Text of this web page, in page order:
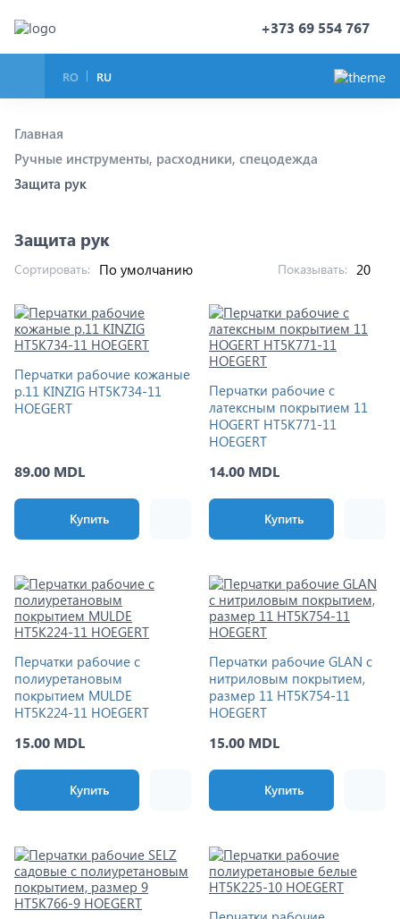
+373 69 554 767
RO RU
Главная
Ручные инструменты, расходники, спецодежда
Защита рук
Защита рук
Сортировать: Показывать:
Перчатки рабочие кожаные
р.11 KINZIG HT5K734-11
HOEGERT
89.00 MDL
Купить
Перчатки рабочие с
латексным покрытием 11
HOGERT HT5K771-11
HOEGERT
14.00 MDL
Купить
Перчатки рабочие с
полиуретановым
покрытием MULDE
HT5K224-11 HOEGERT
15.00 MDL
Купить
Перчатки рабочие GLAN с
нитриловым покрытием,
размер 11 HT5K754-11
HOEGERT
15.00 MDL
Купить